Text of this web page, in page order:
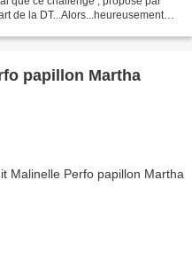
de la DT...Alors...heureusement
papillon Martha